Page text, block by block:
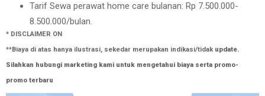
Tarif Sewa perawat home care bulanan: Rp 7.500.000-
8.500.000/bulan.
* DISCLAIMER ON
**Biaya di atas hanya ilustrasi, sekedar merupakan indikasi/tidak update.
Silahkan hubungi marketing kami untuk mengetahui biaya serta promo-
promo terbaru